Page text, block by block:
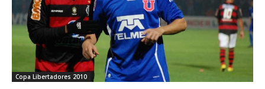
Copa Libertadores 2010